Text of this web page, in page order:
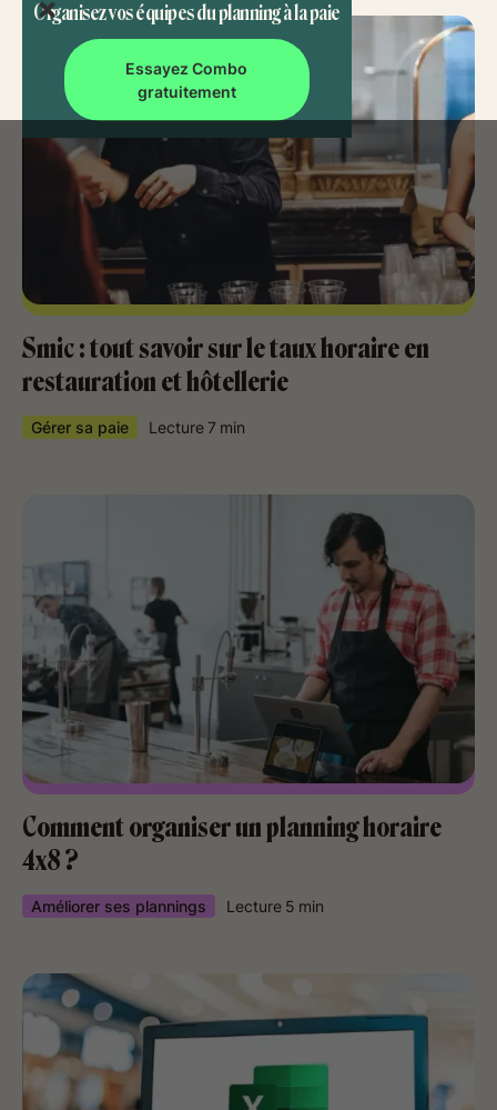
Organisez vos équipes du planning à la paie
Essayez Combo
gratuitement
Smic : tout savoir sur le taux horaire en
restauration et hôtellerie
Gérer sa paie Lecture7 min
Comment organiser un planning horaire
4x8 ?
Améliorer ses plannings Lecture 5 min